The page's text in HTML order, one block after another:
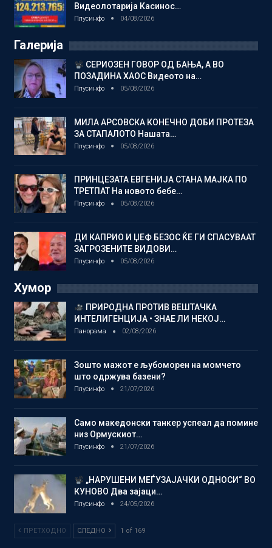
Видеолотарија Касинос…
Плусинфо 04/08/2026
Галерија
СЕРИОЗЕН ГОВОР ОД БАЊА, А ВО
ПОЗАДИНА ХАОС Видеото на…
Плусинфо 05/08/2026
МИЛА АРСОВСКА КОНЕЧНО ДОБИ ПРОТЕЗА
ЗА СТАПАЛОТО Нашата…
Плусинфо 05/08/2026
ПРИНЦЕЗАТА ЕВГЕНИЈА СТАНА МАЈКА ПО
ТРЕТПАТ На новото бебе…
Плусинфо 05/08/2026
ДИ КАПРИО И ЏЕФ БЕЗОС ЌЕ ГИ СПАСУВААТ
ЗАГРОЗЕНИТЕ ВИДОВИ…
Плусинфо 05/08/2026
Хумор
ПРИРОДНА ПРОТИВ ВЕШТАЧКА
ИНТЕЛИГЕНЦИЈА • ЗНАЕ ЛИ НЕКОЈ…
Панорама 02/08/2026
Зошто мажот е љубоморен на момчето
што одржува базени?
Плусинфо 21/07/2026
Само македонски танкер успеал да помине
низ Ормускиот…
Плусинфо 21/07/2026
„НАРУШЕНИ МЕЃУЗАЈАЧКИ ОДНОСИ“ ВО
КУНОВО Два зајаци…
Плусинфо 24/05/2026
ПРЕТХОДНО СЛЕДНО 1 of 169